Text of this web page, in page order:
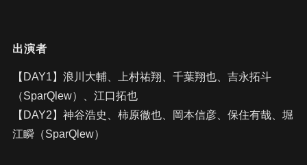
出演者
【DAY1】浪川大輔、上村祐翔、千葉翔也、吉永拓斗
（SparQlew）、江口拓也
【DAY2】神谷浩史、柿原徹也、岡本信彦、保住有哉、堀
江瞬（SparQlew）